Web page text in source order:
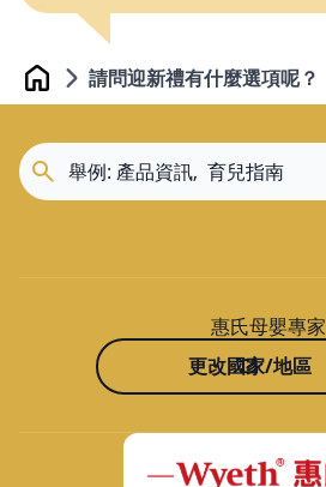
Home 請問迎新禮有什麼選項呢？
惠氏母嬰專家
更改國家/地區